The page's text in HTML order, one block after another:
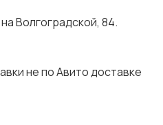
Волгоградской, 84.
не по Авито доставке